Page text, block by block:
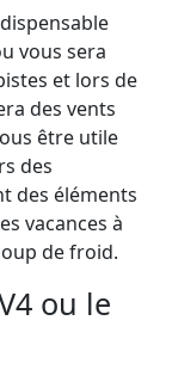
vous sera
et lors de
des vents
être utile
des
des éléments
vacances à
de froid.
ou le